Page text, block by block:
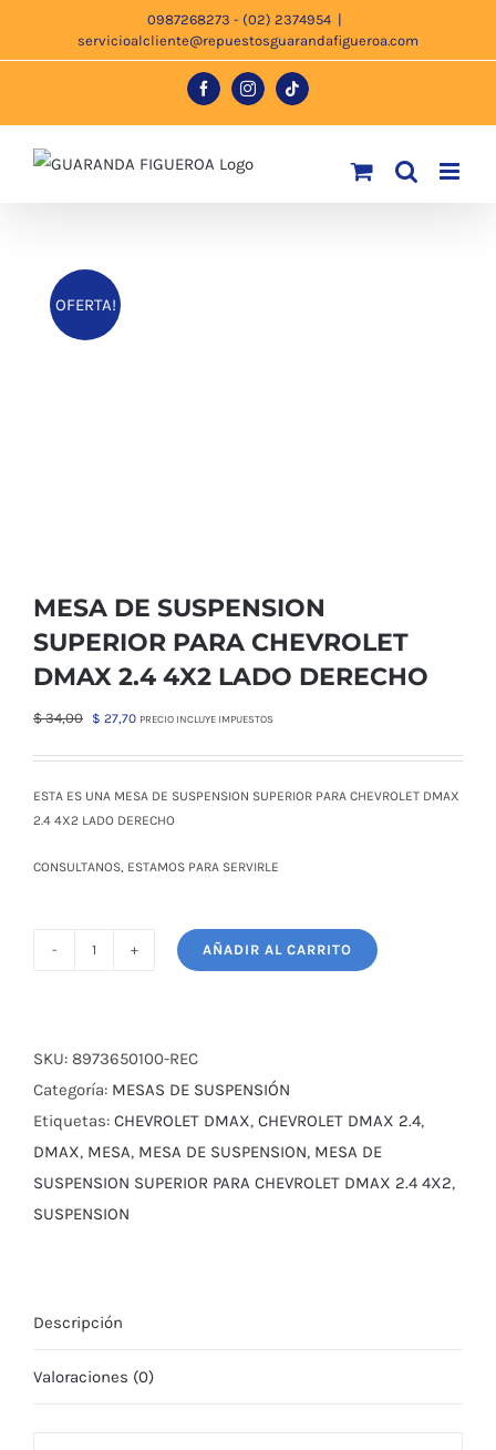
0987268273 - (02) 2374954 |
servicioalcliente@repuestosguarandafigueroa.com
FacebookInstagramTiktok
OFERTA!
MESA DE SUSPENSION
SUPERIOR PARA CHEVROLET
DMAX 2.4 4X2 LADO DERECHO
$34,00
El
original
era:
$ 34,00.
$ 27,70El
actual
es:
$ 27,70.
PRECIO INCLUYE IMPUESTOS
ESTA ES UNA MESA DE SUSPENSION SUPERIOR PARA CHEVROLET DMAX
2.4 4X2 LADO DERECHO
CONSULTANOS, ESTAMOS PARA SERVIRLE
SUPERIOR
PARA
CHEVROLET
DMAX
2.4
4X2
AÑADIR AL CARRITO
SKU: 8973650100-REC
Categoría: MESAS DE SUSPENSIÓN
Etiquetas: CHEVROLET DMAX, CHEVROLET DMAX 2.4,
DMAX, MESA, MESA DE SUSPENSION, MESA DE
SUSPENSION SUPERIOR PARA CHEVROLET DMAX 2.4 4X2,
SUSPENSION
Descripción
Valoraciones (0)